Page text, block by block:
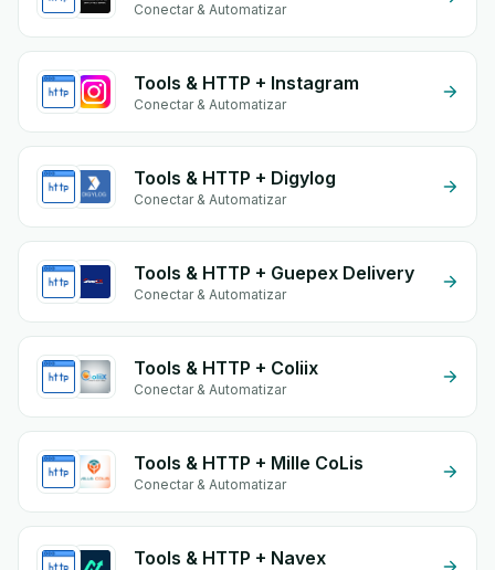
Conectar & Automatizar
Tools & HTTP + Instagram
Conectar & Automatizar
Tools & HTTP + Digylog
Conectar & Automatizar
Tools & HTTP + Guepex Delivery
Conectar & Automatizar
Tools & HTTP + Coliix
Conectar & Automatizar
Tools & HTTP + Mille CoLis
Conectar & Automatizar
Tools & HTTP + Navex